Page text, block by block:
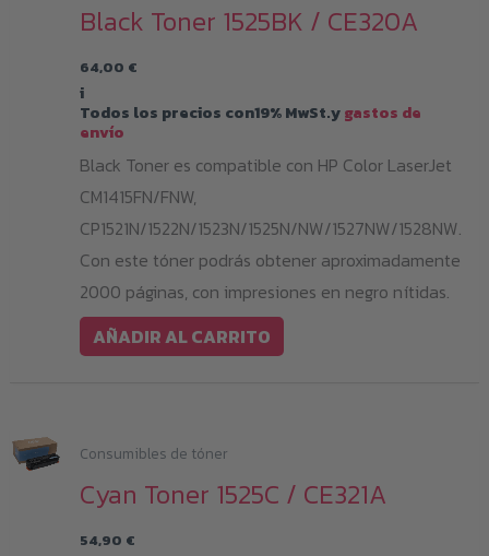
Black Toner 1525BK / CE320A
64,00 €
i
Todos los precios con19% MwSt.ygastos de
envío
Black Toner es compatible con HP Color LaserJet
CM1415FN/FNW,
CP1521N/1522N/1523N/1525N/NW/1527NW/1528NW.
Con este tóner podrás obtener aproximadamente
2000 páginas, con impresiones en negro nítidas.
AÑADIR AL CARRITO
Consumibles de tóner
Cyan Toner 1525C / CE321A
54,90 €